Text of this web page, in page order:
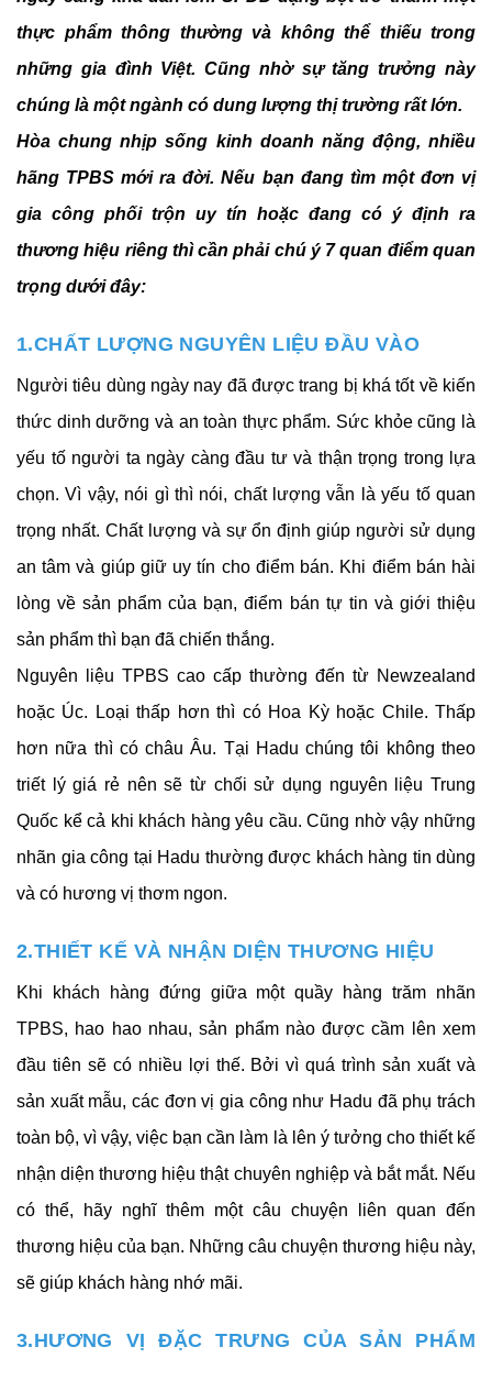
thực phẩm thông thường và không thể thiếu trong
những gia đình Việt. Cũng nhờ sự tăng trưởng này
chúng là một ngành có dung lượng thị trường rất lớn.
Hòa chung nhịp sống kinh doanh năng động, nhiều
hãng TPBS mới ra đời. Nếu bạn đang tìm một đơn vị
gia công phối trộn uy tín hoặc đang có ý định ra
thương hiệu riêng thì cần phải chú ý 7 quan điểm quan
trọng dưới đây:
1.CHẤT LƯỢNG NGUYÊN LIỆU ĐẦU VÀO
Người tiêu dùng ngày nay đã được trang bị khá tốt về kiến
thức dinh dưỡng và an toàn thực phẩm. Sức khỏe cũng là
yếu tố người ta ngày càng đầu tư và thận trọng trong lựa
chọn. Vì vậy, nói gì thì nói, chất lượng vẫn là yếu tố quan
trọng nhất. Chất lượng và sự ổn định giúp người sử dụng
an tâm và giúp giữ uy tín cho điểm bán. Khi điểm bán hài
lòng về sản phẩm của bạn, điểm bán tự tin và giới thiệu
sản phẩm thì bạn đã chiến thắng.
Nguyên liệu TPBS cao cấp thường đến từ Newzealand
hoặc Úc. Loại thấp hơn thì có Hoa Kỳ hoặc Chile. Thấp
hơn nữa thì có châu Âu. Tại Hadu chúng tôi không theo
triết lý giá rẻ nên sẽ từ chối sử dụng nguyên liệu Trung
Quốc kể cả khi khách hàng yêu cầu. Cũng nhờ vậy những
nhãn gia công tại Hadu thường được khách hàng tin dùng
và có hương vị thơm ngon.
2.THIẾT KẾ VÀ NHẬN DIỆN THƯƠNG HIỆU
Khi khách hàng đứng giữa một quầy hàng trăm nhãn
TPBS, hao hao nhau, sản phẩm nào được cầm lên xem
đầu tiên sẽ có nhiều lợi thế. Bởi vì quá trình sản xuất và
sản xuất mẫu, các đơn vị gia công như Hadu đã phụ trách
toàn bộ, vì vậy, việc bạn cần làm là lên ý tưởng cho thiết kế
nhận diện thương hiệu thật chuyên nghiệp và bắt mắt. Nếu
có thể, hãy nghĩ thêm một câu chuyện liên quan đến
thương hiệu của bạn. Những câu chuyện thương hiệu này,
sẽ giúp khách hàng nhớ mãi.
3.HƯƠNG VỊ ĐẶC TRƯNG CỦA SẢN PHẨM